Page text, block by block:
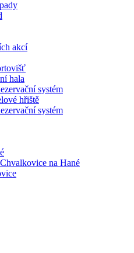
akcí
hala
systém
hřiště
systém
na Hané